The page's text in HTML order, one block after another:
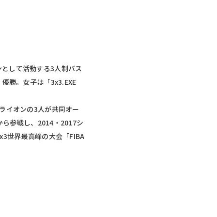
して活動する3人制バス
勝。女子は「3x3.EXE
イオンの3人が共同オー
ら参戦し、2014・2017シ
世界最高峰の大会「FIBA